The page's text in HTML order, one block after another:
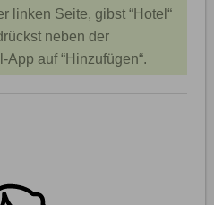
linken Seite, gibst “Hotel“
neben der
auf “Hinzufügen“.